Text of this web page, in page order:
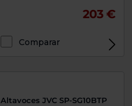
203 €
Comparar
Altavoces JVC SP-SG10BTP